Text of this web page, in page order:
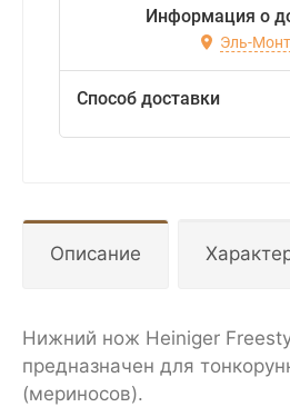
Информация о
Эль-
Способ доставки
Описание
Нижний нож Heiniger
предназначен для
(мериносов).